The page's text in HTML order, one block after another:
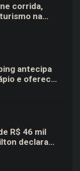
corrida,
na
antecipa
e oferece
delivery
R$ 46 mil
declara
mil ao TSE